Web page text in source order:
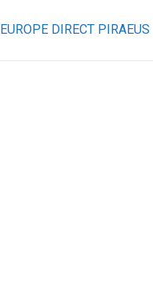
EUROPE DIRECT PIRAEUS